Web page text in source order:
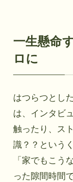
一生懸命
ロに
はつらつとし
は、インタビ
触ったり、ス
識？？という
「家でもこう
った隙間時間